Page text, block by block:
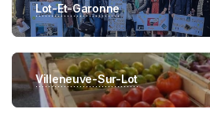
Lot-Et-Garonne
Villeneuve-Sur-Lot